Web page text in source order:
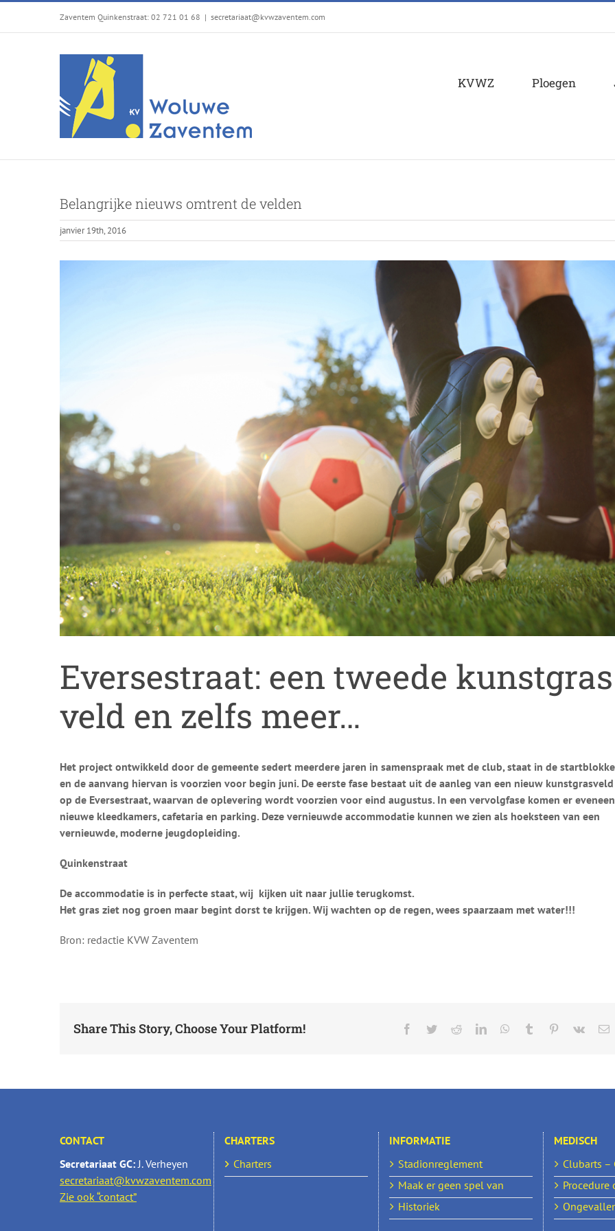
Zaventem Quinkenstraat: 02 721 01 68 | secretariaat@kvwzaventem.com
KVWZ Ploegen
Belangrijke nieuws omtrent de velden
janvier 19th, 2016
Eversestraat: een tweede kunstgras
veld en zelfs meer…
Het project ontwikkeld door de gemeente sedert meerdere jaren in samenspraak met de club, staat in de
en de aanvang hiervan is voorzien voor begin juni. De eerste fase bestaat uit de aanleg van een nieuw kunstgrasveld
op de Eversestraat, waarvan de oplevering wordt voorzien voor eind augustus. In een vervolgfase komen er
nieuwe kleedkamers, cafetaria en parking. Deze vernieuwde accommodatie kunnen we zien als hoeksteen van een
vernieuwde, moderne jeugdopleiding.
Quinkenstraat
De accommodatie is in perfecte staat, wij kijken uit naar jullie terugkomst.
Het gras ziet nog groen maar begint dorst te krijgen. Wij wachten op de regen, wees spaarzaam met water!!!
Bron: redactie KVW Zaventem
Share This Story, Choose Your Platform! Facebook
TwitterRedditLinkedInWhatsApp
Tumblr Pinterest
Vk
CONTACT
Secretariaat GC:J. Verheyen
secretariaat@kvwzaventem.com
Zie ook “contact”
CHARTERS
Charters
INFORMATIE
Stadionreglement
Maak er geen spel van
Historiek
MEDISCH
Clubarts –